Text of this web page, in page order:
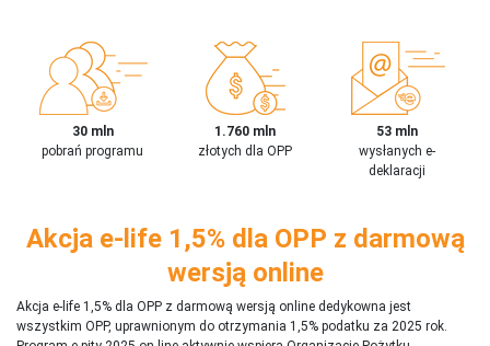
30 mln
pobrań programu
1.760 mln
złotych dla OPP
53 mln
wysłanych e-
deklaracji
Akcja e-life 1,5% dla OPP z darmową
wersją online
Akcja e-life 1,5% dla OPP z darmową wersją online dedykowna jest
wszystkim OPP, uprawnionym do otrzymania 1,5% podatku za 2025 rok.